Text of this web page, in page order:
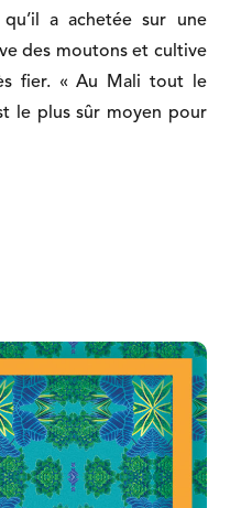
a achetée sur une
des moutons et cultive
fier. « Au Mali tout le
le plus sûr moyen pour